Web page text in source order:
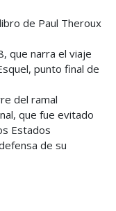
de Paul Theroux
que narra el viaje
punto final de
del ramal
que fue evitado
Estados
de su